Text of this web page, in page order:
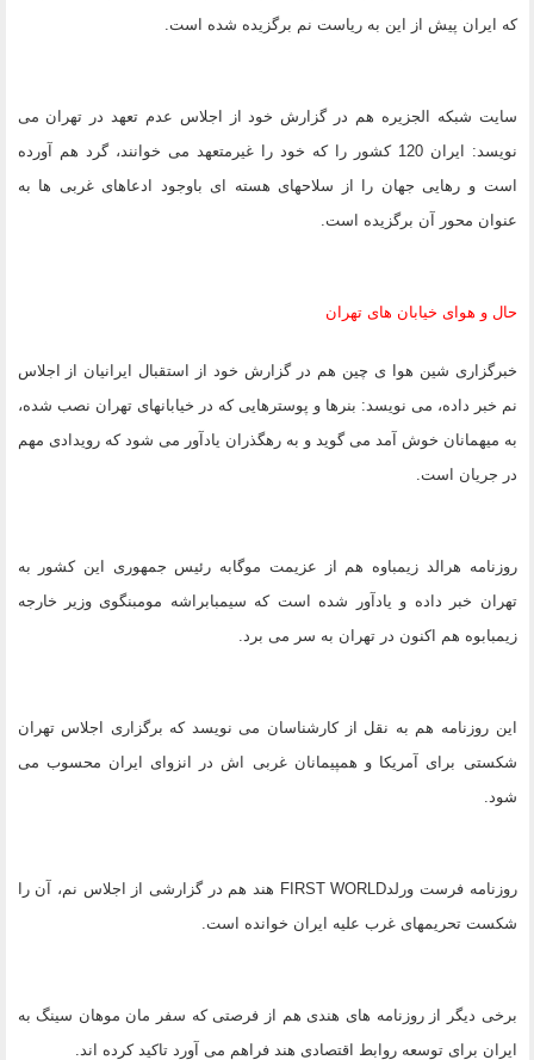
که ایران پیش از این به ریاست نم برگزیده شده است.
سایت شبکه الجزیره هم در گزارش خود از اجلاس عدم تعهد در تهران می
نویسد: ایران 120 کشور را که خود را غیرمتعهد می خوانند، گرد هم آورده
است و رهایی جهان را از سلاحهای هسته ای باوجود ادعاهای غربی ها به
عنوان محور آن برگزیده است.
حال و هوای خیابان های تهران
خبرگزاری شین هوا ی چین هم در گزارش خود از استقبال ایرانیان از اجلاس
نم خبر داده، می نویسد: بنرها و پوسترهایی که در خیابانهای تهران نصب شده،
به میهمانان خوش آمد می گوید و به رهگذران یادآور می شود که رویدادی مهم
در جریان است.
روزنامه هرالد زیمباوه هم از عزیمت موگابه رئیس جمهوری این کشور به
تهران خبر داده و یادآور شده است که سیمبابراشه مومبنگوی وزیر خارجه
زیمبابوه هم اکنون در تهران به سر می برد.
این روزنامه هم به نقل از کارشناسان می نویسد که برگزاری اجلاس تهران
شکستی برای آمریکا و همپیمانان غربی اش در انزوای ایران محسوب می
شود.
روزنامه فرست ورلدFIRST WORLD هند هم در گزارشی از اجلاس نم، آن را
شکست تحریمهای غرب علیه ایران خوانده است.
برخی دیگر از روزنامه های هندی هم از فرصتی که سفر مان موهان سینگ به
ایران برای توسعه روابط اقتصادی هند فراهم می آورد تاکید کرده اند.